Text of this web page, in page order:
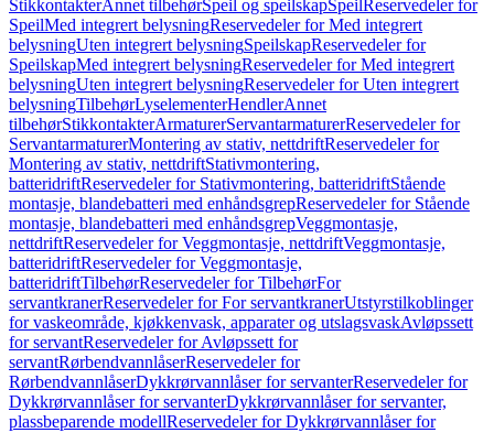
StikkontakterAnnet tilbehørSpeil og speilskapSpeilReservedeler for
SpeilMed integrert belysningReservedeler for Med integrert
belysningUten integrert belysningSpeilskapReservedeler for
SpeilskapMed integrert belysningReservedeler for Med integrert
belysningUten integrert belysningReservedeler for Uten integrert
belysningTilbehørLyselementerHendlerAnnet
tilbehørStikkontakterArmaturerServantarmaturerReservedeler for
ServantarmaturerMontering av stativ, nettdriftReservedeler for
Montering av stativ, nettdriftStativmontering,
batteridriftReservedeler for Stativmontering, batteridriftStående
montasje, blandebatteri med enhåndsgrepReservedeler for Stående
montasje, blandebatteri med enhåndsgrepVeggmontasje,
nettdriftReservedeler for Veggmontasje, nettdriftVeggmontasje,
batteridriftReservedeler for Veggmontasje,
batteridriftTilbehørReservedeler for TilbehørFor
servantkranerReservedeler for For servantkranerUtstyrstilkoblinger
for vaskeområde, kjøkkenvask, apparater og utslagsvaskAvløpssett
for servantReservedeler for Avløpssett for
servantRørbendvannlåserReservedeler for
RørbendvannlåserDykkrørvannlåser for servanterReservedeler for
Dykkrørvannlåser for servanterDykkrørvannlåser for servanter,
plassbeparende modellReservedeler for Dykkrørvannlåser for